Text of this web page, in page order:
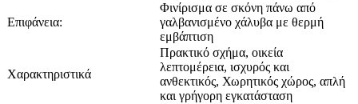
Επιφάνεια:
Φινίρισμα σε σκόνη πάνω από
γαλβανισμένο χάλυβα με θερμή
εμβάπτιση
Χαρακτηριστικά
Πρακτικό σχήμα, οικεία
λεπτομέρεια, ισχυρός και
ανθεκτικός, Χωρητικός χώρος, απλή
και γρήγορη εγκατάσταση